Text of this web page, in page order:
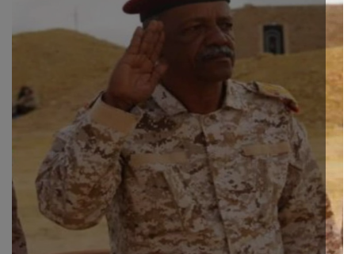
اقتصاد
التقارير والحوارات
مؤسسة حدث اليوم
الطقس
صحة